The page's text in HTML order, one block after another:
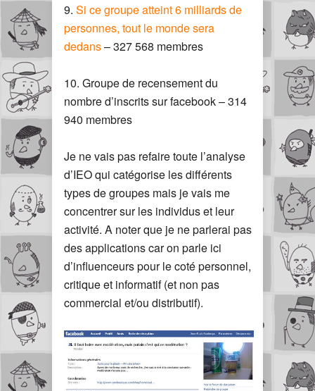
9. Si ce groupe atteint 6 milliards de
personnes, tout le monde sera
dedans– 327 568 membres
10. Groupe de recensement du
nombre d’inscrits sur facebook – 314
940 membres
Je ne vais pas refaire toute l’analyse
d’IEO qui catégorise les différents
types de groupes mais je vais me
concentrer sur les individus et leur
activité. A noter que je ne parlerai pas
des applications car on parle ici
d’influenceurs pour le coté personnel,
critique et informatif (et non pas
commercial et/ou distributif).